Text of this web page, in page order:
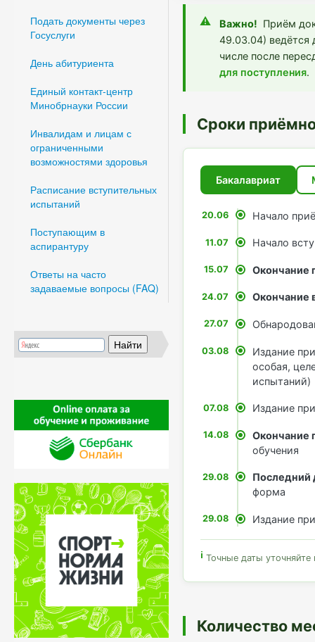
Подать документы через
Госуслуги
День абитуриента
Единый контакт-центр
Минобрнауки России
Инвалидам и лицам с
ограниченными
возможностями здоровья
Расписание вступительных
испытаний
Поступающим в
аспирантуру
Ответы на часто
задаваемые вопросы (FAQ)
Важно! Приём
49.03.04) ведётся
числе после
для поступления.
Сроки
Бакалавриат
20.06 Начало
11.07 Начало
15.07 Окончание
24.07 Окончание
27.07
03.08
Издание
особая,
испытаний)
07.08 Издание
14.08
Окончание
обучения
29.08
Последний
форма
29.08 Издание
Точные даты
Количество